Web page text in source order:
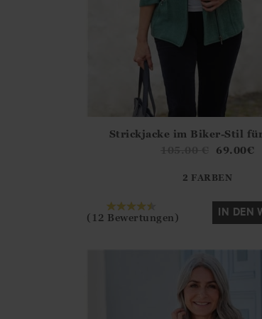
?? ""
Strickjacke im Biker-Stil
69.00€
2 FARBEN
(12 Bewertungen) IN DEN